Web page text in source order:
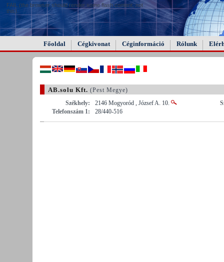
FAIL (the browser should render some flash content, not
this).
Főoldal Cégkivonat Céginformáció Rólunk
AB.solu Kft. (Pest Megye)
Székhely:
2146 Mogyoród , József A. 10.
Telefonszám 1:
28/440-516